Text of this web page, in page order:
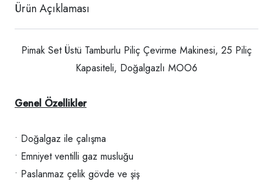
Ürün Açıklaması
Pimak Set Üstü Tamburlu Piliç Çevirme Makinesi, 25 Piliç
Kapasiteli, Doğalgazlı MOO6
Genel Özellikler
• Doğalgaz ile çalışma
• Emniyet ventilli gaz musluğu
• Paslanmaz çelik gövde ve şiş